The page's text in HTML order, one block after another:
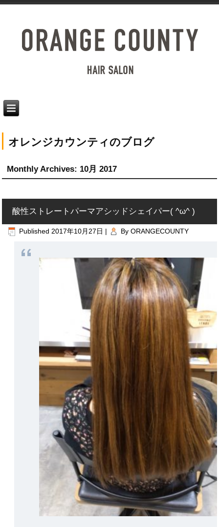
オレンジカウンティのブログ
Monthly Archives: 10月 2017
酸性ストレートパーマアシッドシェイパー( ^ω^ )
Published 2017年10月27日 | By ORANGECOUNTY